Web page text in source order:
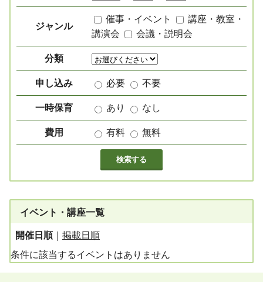
ジャンル
催事・イベント
講座・教室・
講演会
会議・説明会
分類
申し込み 必要 不要
一時保育 あり なし
費用 有料 無料
イベント・講座一覧
開催日順｜ 掲載日順
条件に該当するイベントはありません